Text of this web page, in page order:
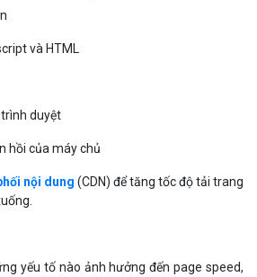
và HTML
duyệt
hồi của máy chủ
nội dung (CDN) để tăng tốc độ tải trang
yếu tố nào ảnh hưởng đến page speed,